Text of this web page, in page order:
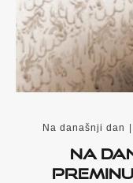
Na današnji dan |
Na